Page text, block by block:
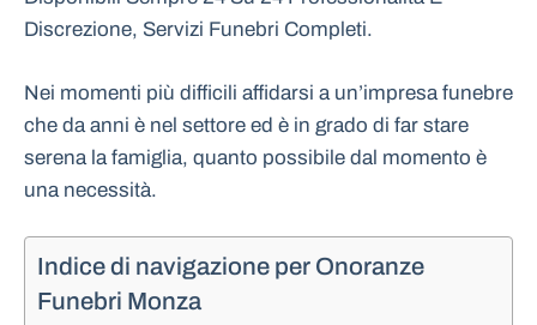
Discrezione, Servizi Funebri Completi.
Nei momenti più difficili affidarsi a un’impresa funebre
che da anni è nel settore ed è in grado di far stare
serena la famiglia, quanto possibile dal momento è
una necessità.
Indice di navigazione per Onoranze
Funebri Monza